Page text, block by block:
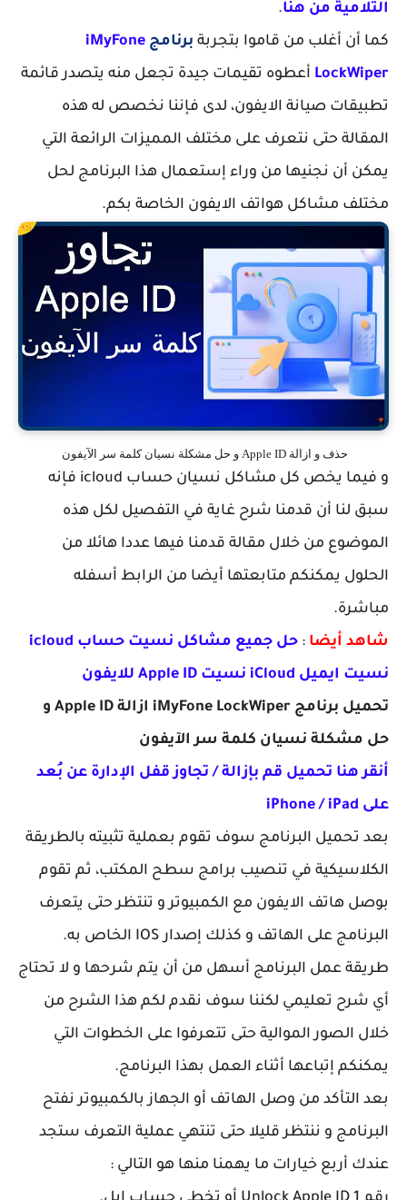
التلامية من هنا.
كما أن أغلب من قاموا بتجربة برنامج iMyFone
LockWiper أعطوه تقيمات جيدة تجعل منه يتصدر قائمة
تطبيقات صيانة الايفون، لدى فإننا نخصص له هذه
المقالة حتى نتعرف على مختلف المميزات الرائعة التي
يمكن أن نجنيها من وراء إستعمال هذا البرنامج لحل
مختلف مشاكل هواتف الايفون الخاصة بكم.
حذف و ازالة Apple ID و حل مشكلة نسيان كلمة سر الآيفون
و فيما يخص كل مشاكل نسيان حساب icloud فإنه
سبق لنا أن قدمنا شرح غاية في التفصيل لكل هذه
الموضوع من خلال مقالة قدمنا فيها عددا هائلا من
الحلول يمكنكم متابعتها أيضا من الرابط أسفله
مباشرة.
شاهد أيضا :
حل جميع مشاكل نسيت حساب icloud
نسيت ايميل iCloud نسيت Apple ID للايفون
تحميل برنامج iMyFone LockWiper ازالة Apple ID و
حل مشكلة نسيان كلمة سر الآيفون
أنقر هنا تحميل قم بإزالة / تجاوز قفل الإدارة عن بُعد
على iPhone / iPad
بعد تحميل البرنامج سوف تقوم بعملية تثبيته بالطريقة
الكلاسيكية في تنصيب برامج سطح المكتب، ثم تقوم
بوصل هاتف الايفون مع الكمبيوتر و تنتظر حتى يتعرف
البرنامج على الهاتف و كذلك إصدار IOS الخاص به.
طريقة عمل البرنامج أسهل من أن يتم شرحها و لا تحتاج
أي شرح تعليمي لكننا سوف نقدم لكم هذا الشرح من
خلال الصور الموالية حتى تتعرفوا على الخطوات التي
يمكنكم إتباعها أثناء العمل بهذا البرنامج.
بعد التأكد من وصل الهاتف أو الجهاز بالكمبيوتر نفتح
البرنامج و ننتظر قليلا حتى تنتهي عملية التعرف ستجد
عندك أربع خيارات ما يهمنا منها هو التالي :